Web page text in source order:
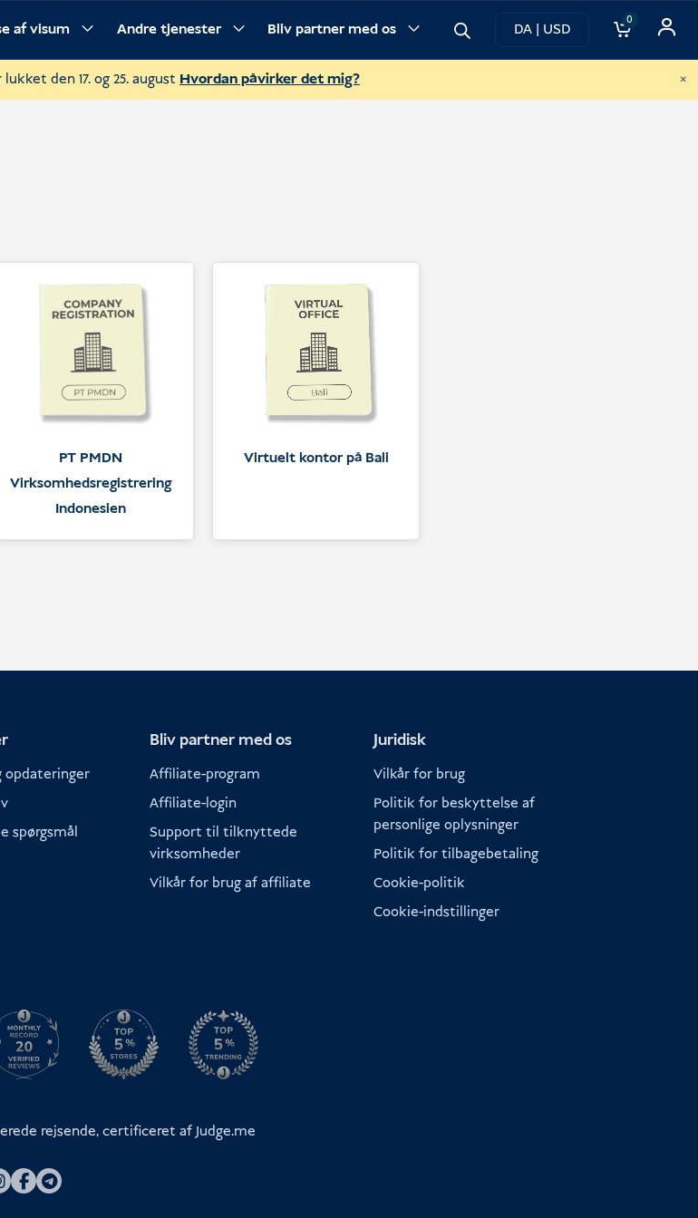
af visum Andre tjenester Bliv partner med os DA | USD
0
den 17. og 25. august Hvordan påvirker det mig? ×
PT PMDN
Virksomhedsregistrering
Indonesien
Virtuelt kontor på Bali
opdateringer
spørgsmål
Bliv partner med os
Affiliate-program
Affiliate-login
Support til tilknyttede
virksomheder
Vilkår for brug af affiliate
Juridisk
Vilkår for brug
Politik for beskyttelse af
personlige oplysninger
Politik for tilbagebetaling
Cookie-politik
Cookie-indstillinger
rejsende, certificeret afJudge.me